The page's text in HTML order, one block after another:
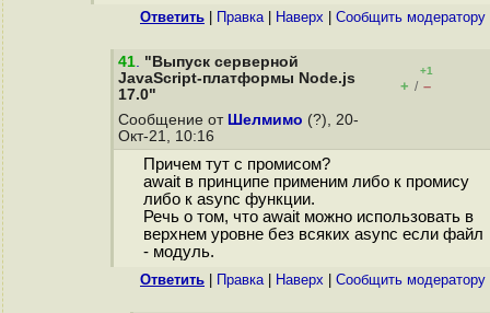
Ответить Правка| Наверх Cообщить модератору
41. "Выпуск серверной
JavaScript-платформы Node.js
17.0"
+1
+ / –
Сообщение от Шелмимо (?), 20-
Окт-21, 10:16
Причем тут с промисом?
await в принципе применим либо к промису
либо к async функции.
Речь о том, что await можно использовать в
верхнем уровне без всяких async если файл
- модуль.
Ответить Правка| Наверх Cообщить модератору